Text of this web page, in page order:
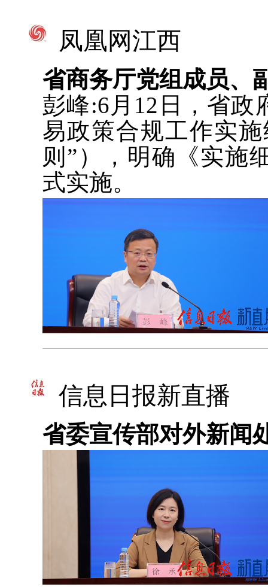
凤凰网江西
省商务厅党组成员、
彭峰:6月12日，省政
易政策合规工作实
则”），明确《实施
式实施。
信息日报新直播
省委宣传部对外新闻